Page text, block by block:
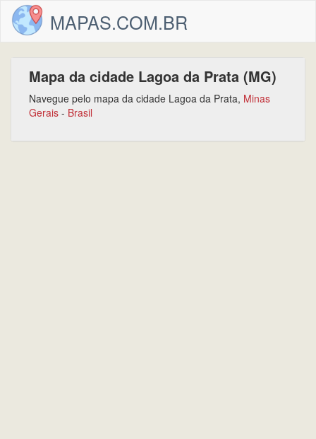
MAPAS.COM.BR
Mapa da cidade Lagoa da Prata (MG)
Navegue pelo mapa da cidade Lagoa da Prata, Minas
Gerais - Brasil